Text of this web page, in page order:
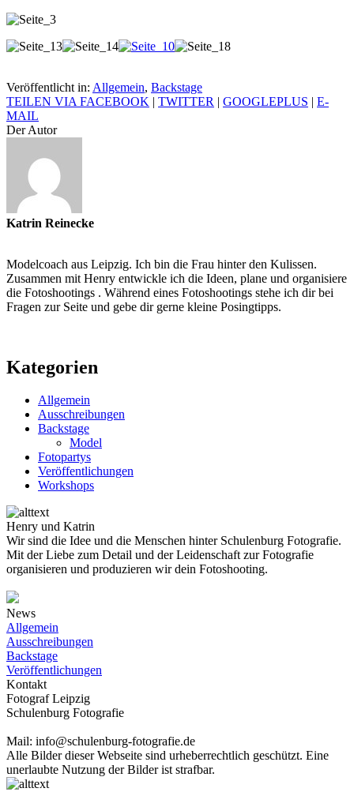
Veröffentlicht in: Allgemein, Backstage
TEILEN VIA FACEBOOK | TWITTER | GOOGLEPLUS | E-
MAIL
Der Autor
Katrin Reinecke
Modelcoach aus Leipzig. Ich bin die Frau hinter den Kulissen.
Zusammen mit Henry entwickle ich die Ideen, plane und organisiere
die Fotoshootings . Während eines Fotoshootings stehe ich dir bei
Fragen zur Seite und gebe dir gerne kleine Posingtipps.
Kategorien
Allgemein
Ausschreibungen
Backstage
Model
Fotopartys
Veröffentlichungen
Workshops
Henry und Katrin
Wir sind die Idee und die Menschen hinter Schulenburg Fotografie.
Mit der Liebe zum Detail und der Leidenschaft zur Fotografie
organisieren und produzieren wir dein Fotoshooting.
News
Allgemein
Ausschreibungen
Backstage
Veröffentlichungen
Kontakt
Fotograf Leipzig
Schulenburg Fotografie
Mail: info@schulenburg-fotografie.de
Alle Bilder dieser Webseite sind urheberrechtlich geschützt. Eine
unerlaubte Nutzung der Bilder ist strafbar.